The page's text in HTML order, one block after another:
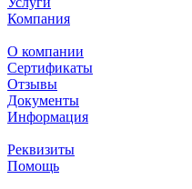
Компания
О компании
Сертификаты
Отзывы
Документы
Информация
Реквизиты
Помощь